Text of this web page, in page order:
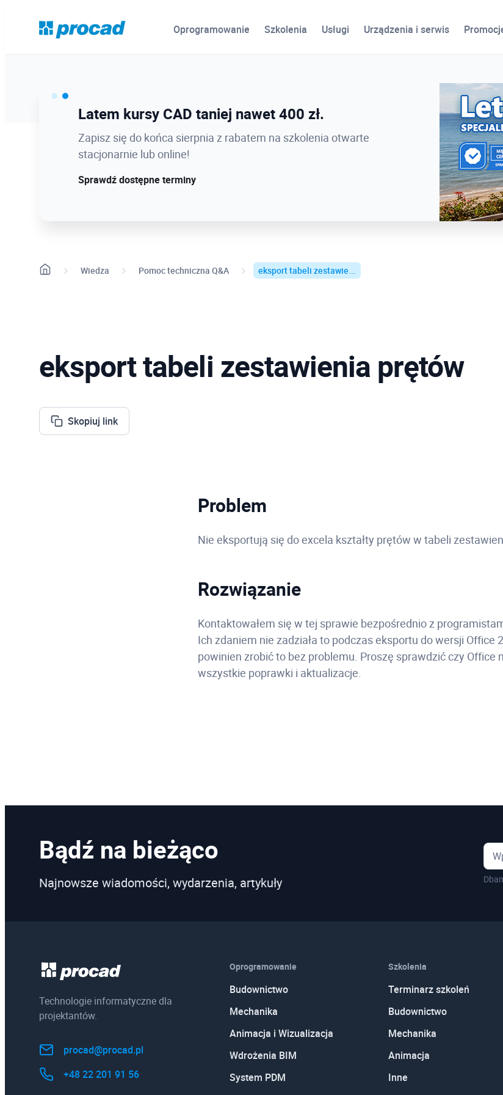
Oprogramowanie Szkolenia Usługi Urządzenia i serwis
Ostatnie dni promocji Blind Bird
12.08 o 12:08 zamykamy Blind Bird na PROCAD EXPO 2026 -
dołącz w najlepszej cenie!
Sprawdź szczegóły!
Latem kursy CAD taniej nawet 400 zł.
Zapisz się do końca sierpnia z rabatem na szkolenia otwarte
stacjonarnie lub online!
Sprawdź dostępne terminy
Wiedza Pomoc techniczna Q&A eksport tabeli zestawie...
eksport tabeli zestawienia prętów
Skopiuj link
Problem
Nie eksportują się do excela kształty prętów w tabeli
Rozwiązanie
Kontaktowałem się w tej sprawie bezpośrednio z
Ich zdaniem nie zadziała to podczas eksportu do wersji Office
powinien zrobić to bez problemu. Proszę sprawdzić czy Office
wszystkie poprawki i aktualizacje.
Bądź na bieżąco
Najnowsze wiadomości, wydarzenia, artykuły
Technologie informatyczne dla
projektantów.
procad@procad.pl
+48 22 201 91 56
Oprogramowanie
Budownictwo
Mechanika
Animacja i Wizualizacja
Wdrożenia BIM
System PDM
Szkolenia
Terminarz szkoleń
Budownictwo
Mechanika
Animacja
Inne